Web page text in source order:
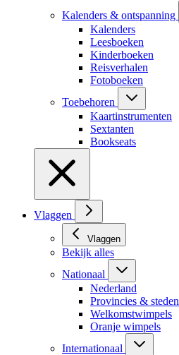
Kalenders & ontspanning
Kalenders
Leesboeken
Kinderboeken
Reisverhalen
Fotoboeken
Toebehoren
Kaartinstrumenten
Sextanten
Bookseats
Vlaggen
Vlaggen
Bekijk alles
Nationaal
Nederland
Provincies & steden
Welkomstwimpels
Oranje wimpels
Internationaal